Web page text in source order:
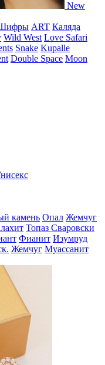
New
ART Каляда
Wild West Love Safari
Snake Kupalle
Double Space Moon
камень Опал Жемчуг
Топаз Сваровски
Фианит Изумруд
Жемчуг Муассанит